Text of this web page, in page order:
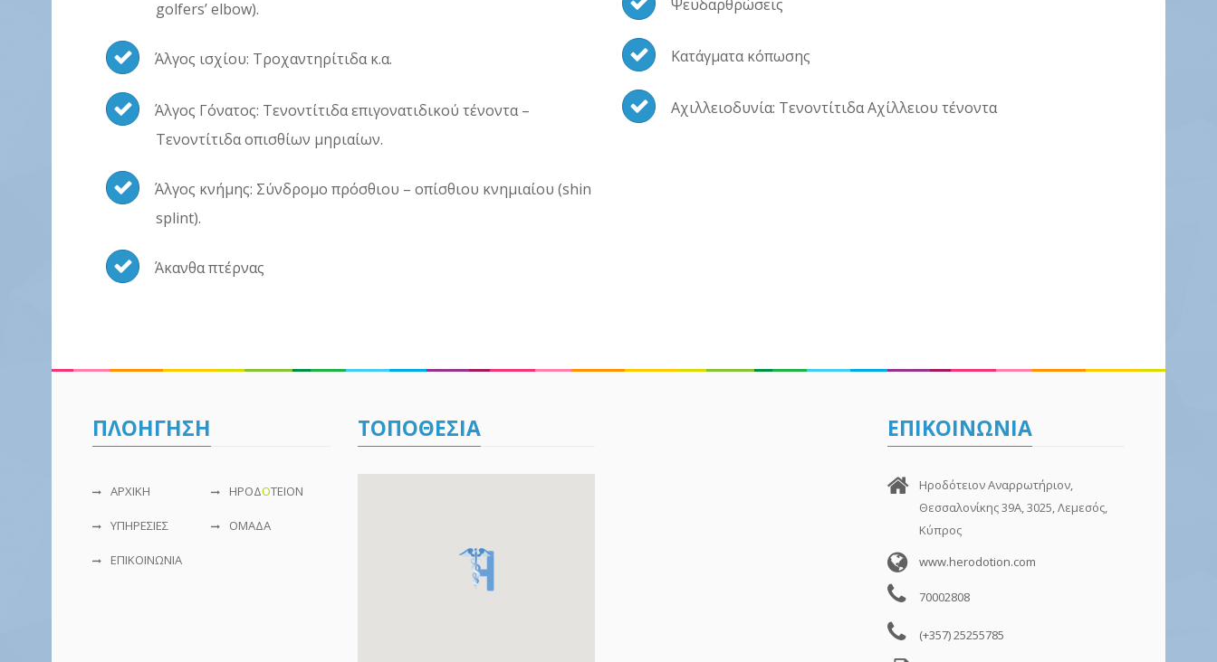
golfers’ elbow).
Άλγος ισχίου: Τροχαντηρίτιδα κ.α.
Άλγος Γόνατος: Τενοντίτιδα επιγονατιδικού τένοντα –
Τενοντίτιδα οπισθίων μηριαίων.
Άλγος κνήμης: Σύνδρομο πρόσθιου – οπίσθιου κνημιαίου (shin
splint).
Άκανθα πτέρνας
Ψευδαρθρώσεις
Κατάγματα κόπωσης
Αχιλλειοδυνία: Τενοντίτιδα Αχίλλειου τένοντα
ΠΛΟΗΓΗΣΗ
ΑΡΧΙΚΗ ΗΡΟΔΟΤΕΙΟΝ
ΥΠΗΡΕΣΙΕΣ ΟΜΑΔΑ
ΕΠΙΚΟΙΝΩΝIΑ
ΤΟΠΟΘΕΣΙΑ ΕΠΙΚΟΙΝΩΝΙΑ
Ηροδότειον Αναρρωτήριον,
Θεσσαλονίκης 39Α, 3025, Λεμεσός,
Κύπρος
www.herodotion.com
70002808
(+357) 25255785